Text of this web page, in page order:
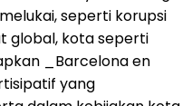
seperti korupsi
global, kota seperti
_Barcelona en
yang